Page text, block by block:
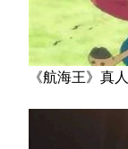
《航海王》真